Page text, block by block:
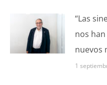
“Las
nos
nuevos
1